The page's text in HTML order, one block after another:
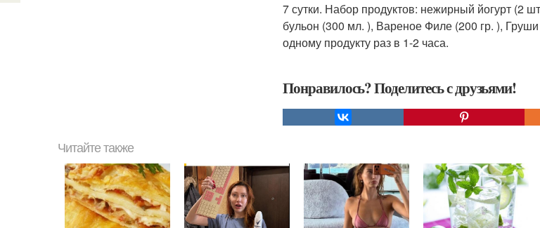
7 сутки. Набор продуктов: нежирный йогурт (2
бульон (300 мл. ), Вареное Филе (200 гр. ),
одному продукту раз в 1-2 часа.
Понравилось? Поделитесь с друзьями!
Читайте также